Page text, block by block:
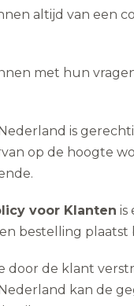
altijd van een
met hun
is
op de hoogte
voor Klanten is
bestelling plaatst
door de klant
kan de